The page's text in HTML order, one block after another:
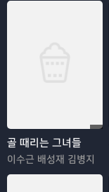
골 때리는 그녀들
이수근 배성재 김병지